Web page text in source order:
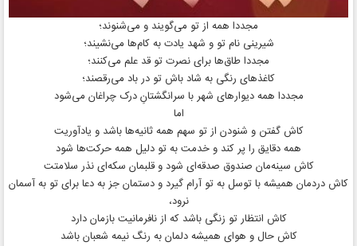
مجددا همه از تو می‌گویند و می‌شنوند؛
شیرینی نام تو و شهد یادت به کام‌ها می‌نشیند؛
مجددا طاق‌ها برای نصرت تو قد علم می‌کنند؛
کاغذهای رنگی به شاد باش تو در باد می‌رقصند؛
مجددا همه دیوارهای شهر با سرانگشتانِ درک چراغان می‌شود
اما
کاش گفتن و شنودن از تو سهم همه ثانیه‌ها باشد و یادآوریت
همه دقایق را پر کند و خدمت به تو دلیل همه حرکت‌ها شود
کاش سینه‌مان صندوق صدقه‌ای شود و قلبمان سکه‌ای نذر سلامتت
کاش دردمان همیشه با توسل به تو آرام گیرد و دستمان جز به دعا برای تو به آسمان
نرود،
کاش انتظار تو زنگی باشد که از نافرمانیت بازمان دارد
کاش حال و هوای همیشه دلمان به رنگ نیمه شعبان باشد